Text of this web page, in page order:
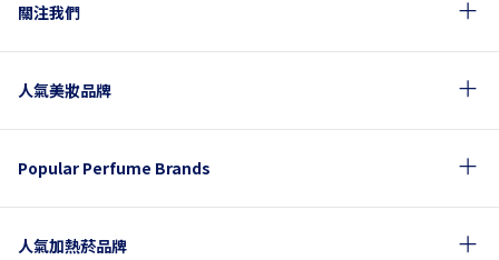
關注我們
人氣美妝品牌
Popular Perfume Brands
人氣加熱菸品牌